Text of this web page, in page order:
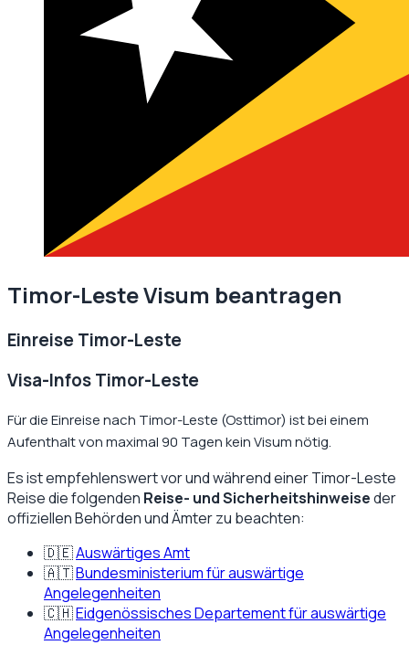
Timor-LesteVisum beantragen
Einreise Timor-Leste
Visa-Infos Timor-Leste
Für die Einreise nach Timor-Leste (Osttimor) ist bei einem
Aufenthalt von maximal 90 Tagen kein Visum nötig.
Es ist empfehlenswert vor und während einerTimor-Leste
Reise die folgenden Reise- und Sicherheitshinweiseder
offiziellen Behörden und Ämter zu beachten:
🇩🇪Auswärtiges Amt
🇦🇹Bundesministerium für auswärtige
Angelegenheiten
🇨🇭Eidgenössisches Departement für auswärtige
Angelegenheiten